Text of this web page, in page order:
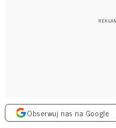
Obserwuj nas na Google